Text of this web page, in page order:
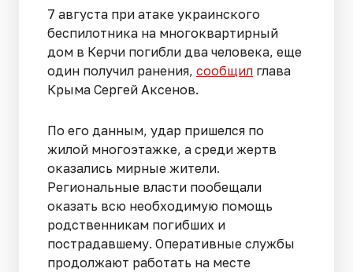
7 августа при атаке украинского
беспилотника на многоквартирный
дом в Керчи погибли два человека, еще
один получил ранения, сообщил глава
Крыма Сергей Аксенов.
По его данным, удар пришелся по
жилой многоэтажке, а среди жертв
оказались мирные жители.
Региональные власти пообещали
оказать всю необходимую помощь
родственникам погибших и
пострадавшему. Оперативные службы
продолжают работать на месте